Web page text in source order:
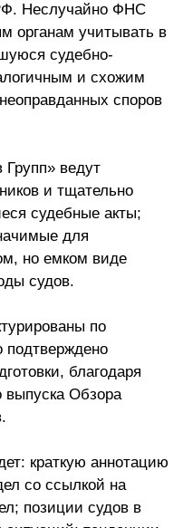
Неслучайно ФНС
органам учитывать в
судебно-
и схожим
споров
ведут
и тщательно
судебные акты;
для
но емком виде
судов.
по
подтверждено
благодаря
выпуска Обзора
краткую аннотацию
со ссылкой на
позиции судов в